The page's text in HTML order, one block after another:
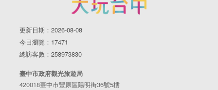
谷關遊客中心暨入關博物館
地址：臺中市和平區東關路一段102號
更新日期：2026-08-08
今日瀏覽：17471
總訪客數：258973830
臺中市政府觀光旅遊局
420018臺中市豐原區陽明街36號5樓